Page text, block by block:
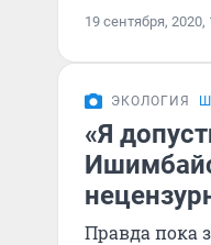
19 сентября, 2020,
ЭКОЛОГИЯ
«Я
Правда пока